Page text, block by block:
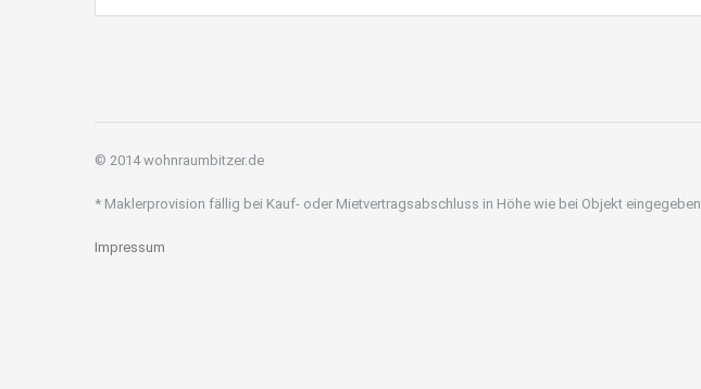
© 2014 wohnraumbitzer.de
* Maklerprovision fällig bei Kauf- oder Mietvertragsabschluss in Höhe wie bei Objekt eingegeben
Impressum